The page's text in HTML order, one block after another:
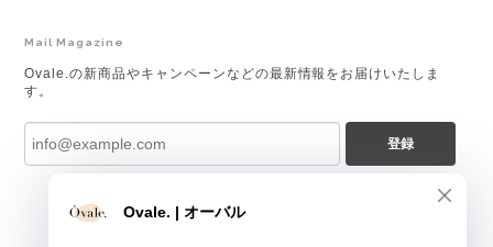
Mail Magazine
Ovale.の新商品やキャンペーンなどの最新情報をお届けいたしま
す。
登録